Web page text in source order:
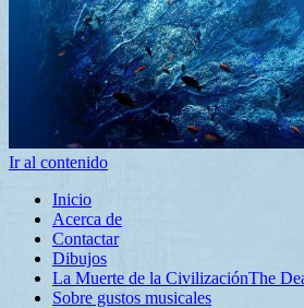
Ir al contenido
Inicio
Acerca de
Contactar
Dibujos
La Muerte de la CivilizaciónThe
Sobre gustos musicales